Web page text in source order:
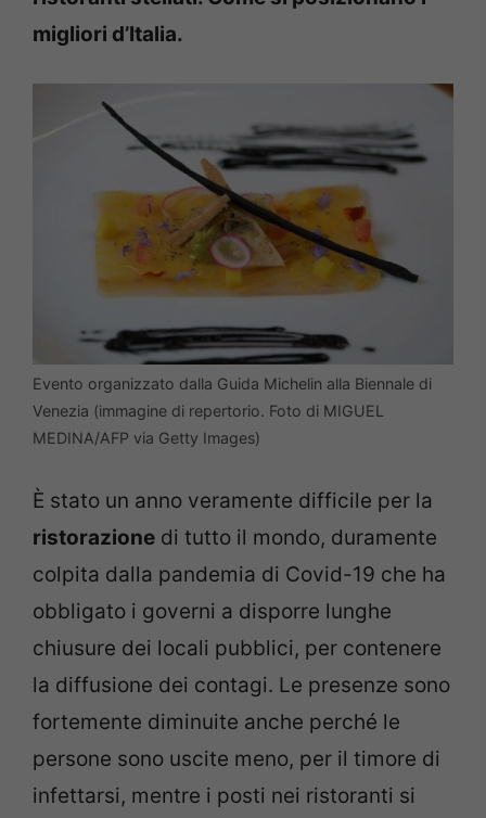
migliori d’Italia.
Evento organizzato dalla Guida Michelin alla Biennale di
Venezia (immagine di repertorio. Foto di MIGUEL
MEDINA/AFP via Getty Images)
È stato un anno veramente difficile per la
ristorazione di tutto il mondo, duramente
colpita dalla pandemia di Covid-19 che ha
obbligato i governi a disporre lunghe
chiusure dei locali pubblici, per contenere
la diffusione dei contagi. Le presenze sono
fortemente diminuite anche perché le
persone sono uscite meno, per il timore di
infettarsi, mentre i posti nei ristoranti si